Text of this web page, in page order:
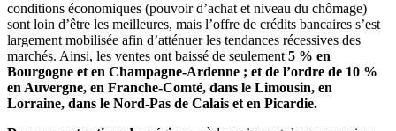
conditions économiques (pouvoir d’achat et niveau du chômage)
sont loin d’être les meilleures, mais l’offre de crédits bancaires s’est
largement mobilisée afin d’atténuer les tendances récessives des
marchés. Ainsi, les ventes ont baissé de seulement 5 % en
Bourgogne et en Champagne-Ardenne ; et de l’ordre de 10 %
en Auvergne, en Franche-Comté, dans le Limousin, en
Lorraine, dans le Nord-Pas de Calais et en Picardie.